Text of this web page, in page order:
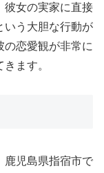
彼女の実家に直接
いう大胆な行動が
の恋愛観が非常に
ます。
鹿児島県指宿市で